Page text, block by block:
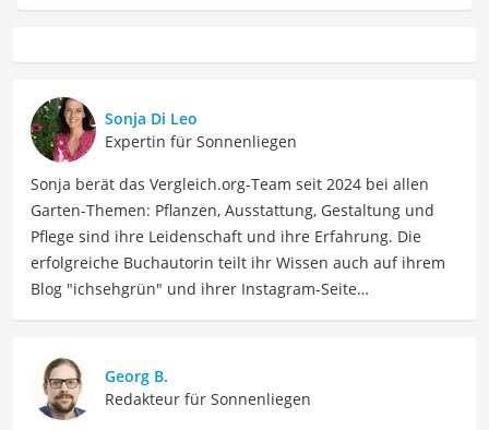
Sonja Di Leo
Expertin für Sonnenliegen
Sonja berät das Vergleich.org-Team seit 2024 bei allen
Garten-Themen: Pflanzen, Ausstattung, Gestaltung und
Pflege sind ihre Leidenschaft und ihre Erfahrung. Die
erfolgreiche Buchautorin teilt ihr Wissen auch auf ihrem
Blog "ichsehgrün" und ihrer Instagram-Seite
und den Garten neu angelegt hat. Inzwischen hat Sie zwei
Bücher verfasst: Im Februar 2023 erschien Buch "Keine
Zeit zu gärtnern - Blumenparadies mit wenig Aufwand"
Georg B.
Redakteur für Sonnenliegen